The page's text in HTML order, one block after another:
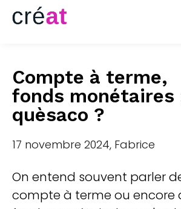
Compte à terme,
fonds monétaires
quèsaco ?
17 novembre 2024, Fabrice
On entend souvent parler
compte à terme ou encore